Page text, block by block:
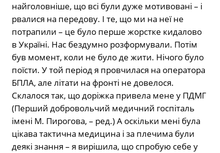
найголовніше, що всі були дуже мотивовані – і
рвалися на передову. І те, що ми на неї не
потрапили – це було перше жорстке кидалово
в Україні. Нас бездумно розформували. Потім
був момент, коли не було де жити. Нічого було
поїсти. У той період я провчилася на оператора
БПЛА, але літати на фронті не довелося.
Склалося так, що доріжка привела мене у ПДМГ
(Перший добровольчий медичний госпіталь
імені М. Пирогова, – ред.) А оскільки мені була
цікава тактична медицина і за плечима були
деякі знання – я вирішила, що спробую себе у